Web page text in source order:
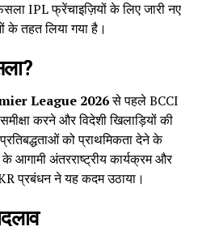
IPL फ्रेंचाइज़ियों के लिए जारी नए
के तहत लिया गया है।
League 2026से पहले BCCI
करने और विदेशी खिलाड़ियों की
को प्राथमिकता देने के
आगामी अंतरराष्ट्रीय कार्यक्रम और
प्रबंधन ने यह कदम उठाया।